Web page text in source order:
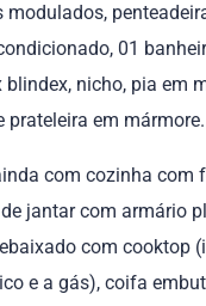
01
nicho, pia em
prateleira em mármore.
com cozinha com
jantar com armário
com cooktop
e a gás), coifa